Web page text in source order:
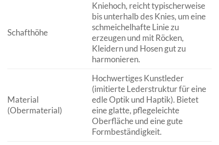
Schafthöhe
Kniehoch, reicht typischerweise
bis unterhalb des Knies, um eine
schmeichelhafte Linie zu
erzeugen und mit Röcken,
Kleidern und Hosen gut zu
harmonieren.
Material
(Obermaterial)
Hochwertiges Kunstleder
(imitierte Lederstruktur für eine
edle Optik und Haptik). Bietet
eine glatte, pflegeleichte
Oberfläche und eine gute
Formbeständigkeit.